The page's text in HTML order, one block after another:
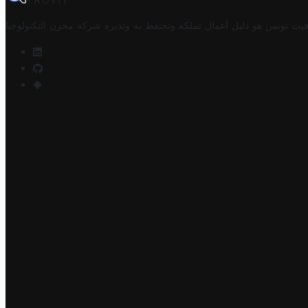
تونس هو دليل أعمال تملكه وتحتفظ به وتديره شركة مخزن التكنولوجيا